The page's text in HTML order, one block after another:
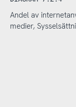
Andel av
medier,